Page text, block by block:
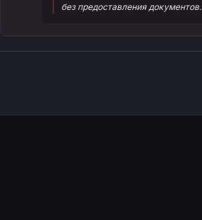
без предоставления документов.